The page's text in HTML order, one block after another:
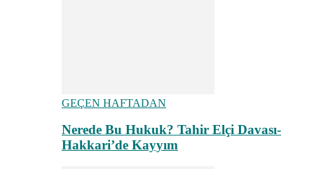
GEÇEN HAFTADAN
Nerede Bu Hukuk? Tahir Elçi Davası-
Hakkari’de Kayyım